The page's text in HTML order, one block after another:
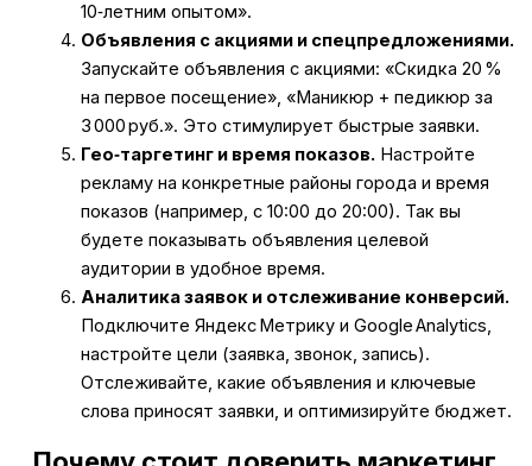
10‑летним опытом».
Объявления с акциями и спецпредложениями.
Запускайте объявления с акциями: «Скидка 20 %
на первое посещение», «Маникюр + педикюр за
3 000 руб.». Это стимулирует быстрые заявки.
Гео‑таргетинг и время показов. Настройте
рекламу на конкретные районы города и время
показов (например, с 10:00 до 20:00). Так вы
будете показывать объявления целевой
аудитории в удобное время.
Аналитика заявок и отслеживание конверсий.
Подключите Яндекс Метрику и Google Analytics,
настройте цели (заявка, звонок, запись).
Отслеживайте, какие объявления и ключевые
слова приносят заявки, и оптимизируйте бюджет.